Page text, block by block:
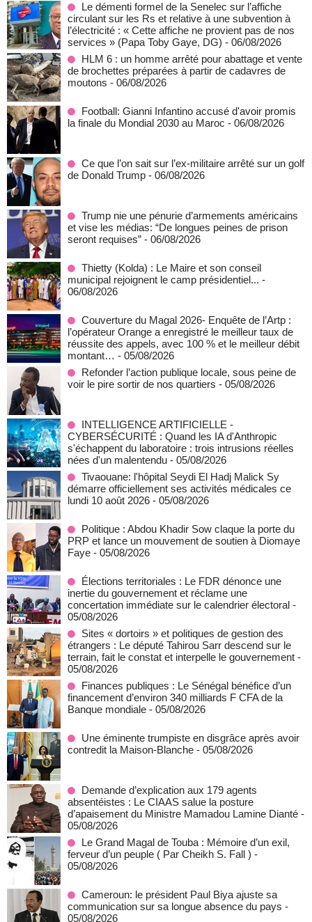
Le démenti formel de la Senelec sur l’affiche
circulant sur les Rs et relative à une subvention à
l’électricité : « Cette affiche ne provient pas de nos
services » (Papa Toby Gaye, DG) - 06/08/2026
HLM 6 : un homme arrêté pour abattage et vente
de brochettes préparées à partir de cadavres de
moutons - 06/08/2026
Football: Gianni Infantino accusé d'avoir promis
la finale du Mondial 2030 au Maroc - 06/08/2026
Ce que l’on sait sur l’ex-militaire arrêté sur un golf
de Donald Trump - 06/08/2026
Trump nie une pénurie d’armements américains
et vise les médias: “De longues peines de prison
seront requises” - 06/08/2026
‎Thietty (Kolda) : Le Maire et son conseil
municipal rejoignent le camp présidentiel... -
06/08/2026
Couverture du Magal 2026- Enquête de l’Artp :
l’opérateur Orange a enregistré le meilleur taux de
réussite des appels, avec 100 % et le meilleur débit
montant… - 05/08/2026
Refonder l’action publique locale, sous peine de
voir le pire sortir de nos quartiers - 05/08/2026
INTELLIGENCE ARTIFICIELLE -
CYBERSÉCURITÉ : Quand les IA d'Anthropic
s'échappent du laboratoire : trois intrusions réelles
nées d'un malentendu - 05/08/2026
Tivaouane: l'hôpital Seydi El Hadj Malick Sy
démarre officiellement ses activités médicales ce
lundi 10 août 2026 - 05/08/2026
Politique : Abdou Khadir Sow claque la porte du
PRP et lance un mouvement de soutien à Diomaye
Faye - 05/08/2026
Élections territoriales : Le FDR dénonce une
inertie du gouvernement et réclame une
concertation immédiate sur le calendrier électoral -
05/08/2026
Sites « dortoirs » et politiques de gestion des
étrangers : Le député Tahirou Sarr descend sur le
terrain, fait le constat et interpelle le gouvernement -
05/08/2026
Finances publiques : Le Sénégal bénéfice d’un
financement d’environ 340 milliards F CFA de la
Banque mondiale - 05/08/2026
Une éminente trumpiste en disgrâce après avoir
contredit la Maison-Blanche - 05/08/2026
Demande d’explication aux 179 agents
absentéistes : Le CIAAS salue la posture
d’apaisement du Ministre Mamadou Lamine Dianté -
05/08/2026
Le Grand Magal de Touba : Mémoire d’un exil,
ferveur d’un peuple ( Par Cheikh S. Fall ) -
05/08/2026
Cameroun: le président Paul Biya ajuste sa
communication sur sa longue absence du pays -
05/08/2026